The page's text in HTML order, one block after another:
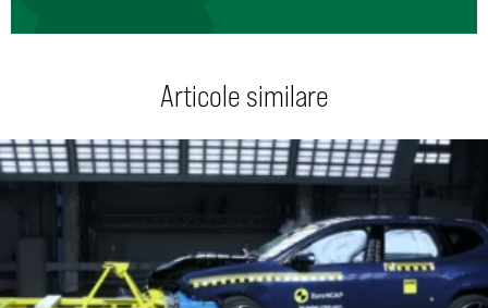
Articole similare